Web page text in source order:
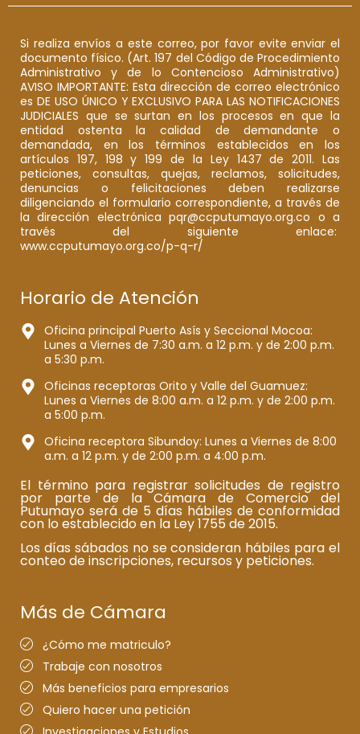
Si realiza envíos a este correo, por favor evite enviar el
documento físico. (Art. 197 del Código de Procedimiento
Administrativo y de lo Contencioso Administrativo)
AVISO IMPORTANTE: Esta dirección de correo electrónico
es DE USO ÚNICO Y EXCLUSIVO PARA LAS NOTIFICACIONES
JUDICIALES que se surtan en los procesos en que la
entidad ostenta la calidad de demandante o
demandada, en los términos establecidos en los
artículos 197, 198 y 199 de la Ley 1437 de 2011. Las
peticiones, consultas, quejas, reclamos, solicitudes,
denuncias o felicitaciones deben realizarse
diligenciando el formulario correspondiente, a través de
la dirección electrónica pqr@ccputumayo.org.co o a
través del siguiente enlace:
www.ccputumayo.org.co/p-q-r/
Horario de Atención
Oficina principal Puerto Asís y Seccional Mocoa:
Lunes a Viernes de 7:30 a.m. a 12 p.m. y de 2:00 p.m.
a 5:30 p.m.
Oficinas receptoras Orito y Valle del Guamuez:
Lunes a Viernes de 8:00 a.m. a 12 p.m. y de 2:00 p.m.
a 5:00 p.m.
Oficina receptora Sibundoy: Lunes a Viernes de 8:00
a.m. a 12 p.m. y de 2:00 p.m. a 4:00 p.m.
El término para registrar solicitudes de registro
por parte de la Cámara de Comercio del
Putumayo será de 5 días hábiles de conformidad
con lo establecido en la Ley 1755 de 2015.
Los días sábados no se consideran hábiles para el
conteo de inscripciones, recursos y peticiones.
Más de Cámara
¿Cómo me matriculo?
Trabaje con nosotros
Más beneficios para empresarios
Quiero hacer una petición